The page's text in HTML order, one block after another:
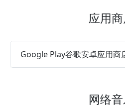
应用
Google Play谷歌安卓应用商
网络